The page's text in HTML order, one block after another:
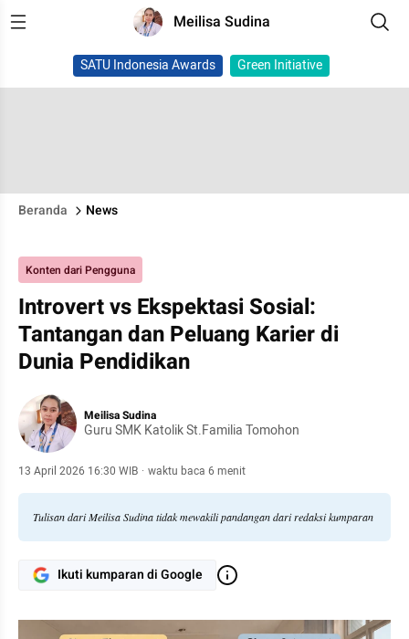
Meilisa Sudina
SATU Indonesia Awards Green Initiative
Beranda News
Konten dari Pengguna
Introvert vs Ekspektasi Sosial:
Tantangan dan Peluang Karier di
Dunia Pendidikan
Meilisa Sudina
Guru SMK Katolik St.Familia Tomohon
13 April 2026 16:30 WIB · waktu baca 6 menit
Tulisan dari Meilisa Sudina tidak mewakili pandangan dari redaksi kumparan
Ikuti kumparan di Google